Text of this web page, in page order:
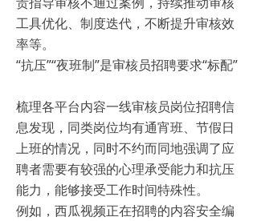
工具优化、制度迭代，不断提升审核效
率等。
“抗压”“夜班制”是审核员招聘要求“标配”
梳理各平台内容一线审核员岗位招聘信
息发现，同类岗位均有通宵班、节假日
上班的情况，同时不约而同地强调了应
聘者需要有较强的心理承受能力和抗压
能力，能够接受工作时间特殊性。
例如，西瓜视频正在招聘的内容安全编